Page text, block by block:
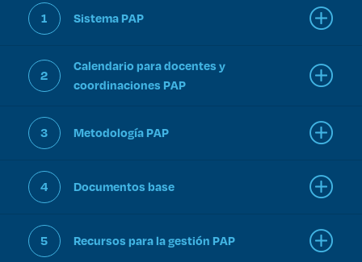
Explora sitios web, programas académicos,
actividades y noticias
Diplomados|
Enlaces de interés
1 Sistema PAP
2
Calendario para docentes y
coordinaciones PAP
3 Metodología PAP
4 Documentos base
5 Recursos para la gestión PAP